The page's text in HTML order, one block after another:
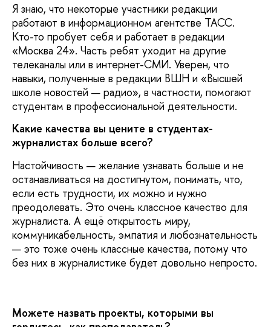
Я знаю, что некоторые участники редакции
работают в информационном агентстве ТАСС.
Кто-то пробует себя и работает в редакции
«Москва 24». Часть ребят уходит на другие
телеканалы или в интернет-СМИ. Уверен, что
навыки, полученные в редакции ВШН и «Высшей
школе новостей — радио», в частности, помогают
студентам в профессиональной деятельности.
Какие качества вы цените в студентах-
журналистах больше всего?
Настойчивость — желание узнавать больше и не
останавливаться на достигнутом, понимать, что,
если есть трудности, их можно и нужно
преодолевать. Это очень классное качество для
журналиста. А ещё открытость миру,
коммуникабельность, эмпатия и любознательность
— это тоже очень классные качества, потому что
без них в журналистике будет довольно непросто.
Можете назвать проекты, которыми вы